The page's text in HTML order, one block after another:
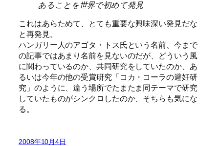
あることを世界で初めて発見
これはあらためて、とても重要な興味深い発見だな
と再発見。
ハンガリー人のアゴタ・トス氏という名前、今まで
の記事ではあまり名前を見ないのだが、どういう風
に関わっているのか、共同研究をしていたのか、あ
るいは今年の他の受賞研究「コカ・コーラの避妊研
究」のように、違う場所でたまたま同テーマで研究
していたものがシンクロしたのか、そちらも気にな
る。
2008年10月4日